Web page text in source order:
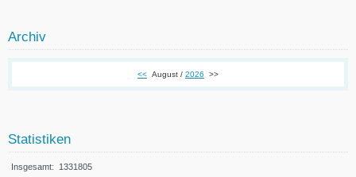
Archiv
<< August / 2026 >>
Statistiken
Insgesamt: 1331805